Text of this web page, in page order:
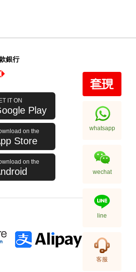
愛馬仕 袋飾配件 BAG
LETTER V 橙色
3,680.00
銀行
IT ON
Play
on the
Store
on the
whatsapp
wechat
line
客服